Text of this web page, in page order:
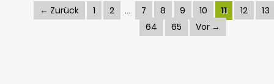
← Zurück 1 2 7 8 9 10 11 12
13
64
65 Vor →